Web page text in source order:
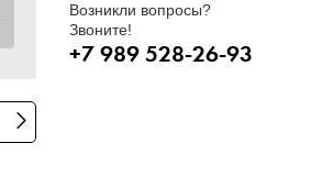
Возникли вопросы?
Звоните!
+7 989 528-26-93